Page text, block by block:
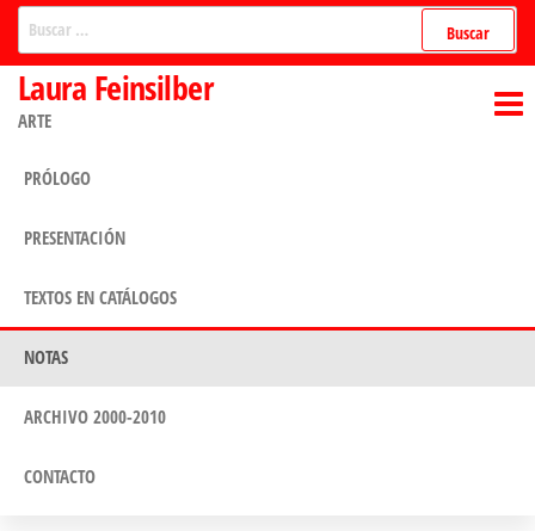
Laura Feinsilber
ARTE
PRÓLOGO
PRESENTACIÓN
TEXTOS EN CATÁLOGOS
NOTAS
ARCHIVO 2000-2010
CONTACTO